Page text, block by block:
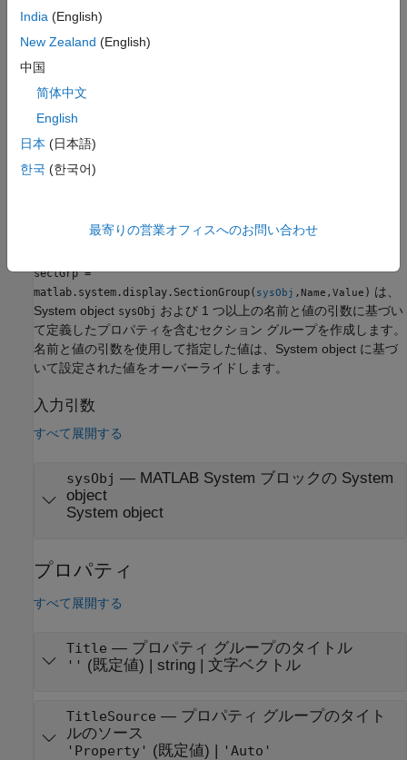
作成
は、1 つ以上の名前と値の引数を使用して定義したプロパティを
含むセクション グループを作成します。
ション グループを作成します。
sectGrp =
matlab.system.display.SectionGroup( sysObj ,Name,Value ) は、
System object sysObj および 1 つ以上の名前と値の引数に基づい
て定義したプロパティを含むセクション グループを作成します。
名前と値の引数を使用して指定した値は、System object に基づ
いて設定された値をオーバーライドします。
入力引数
すべて展開する
sysObj — MATLAB System ブロックの System
object
System object
プロパティ
すべて展開する
Title — プロパティ グループのタイトル
'' (既定値) | string| 文字ベクトル
TitleSource — プロパティ グループのタイト
ルのソース
'Property' (既定値) | 'Auto'
India (English)
New Zealand (English)
中国
简体中文
English
日本 (日本語)
한국 (한국어)
最寄りの営業オフィスへのお問い合わせ